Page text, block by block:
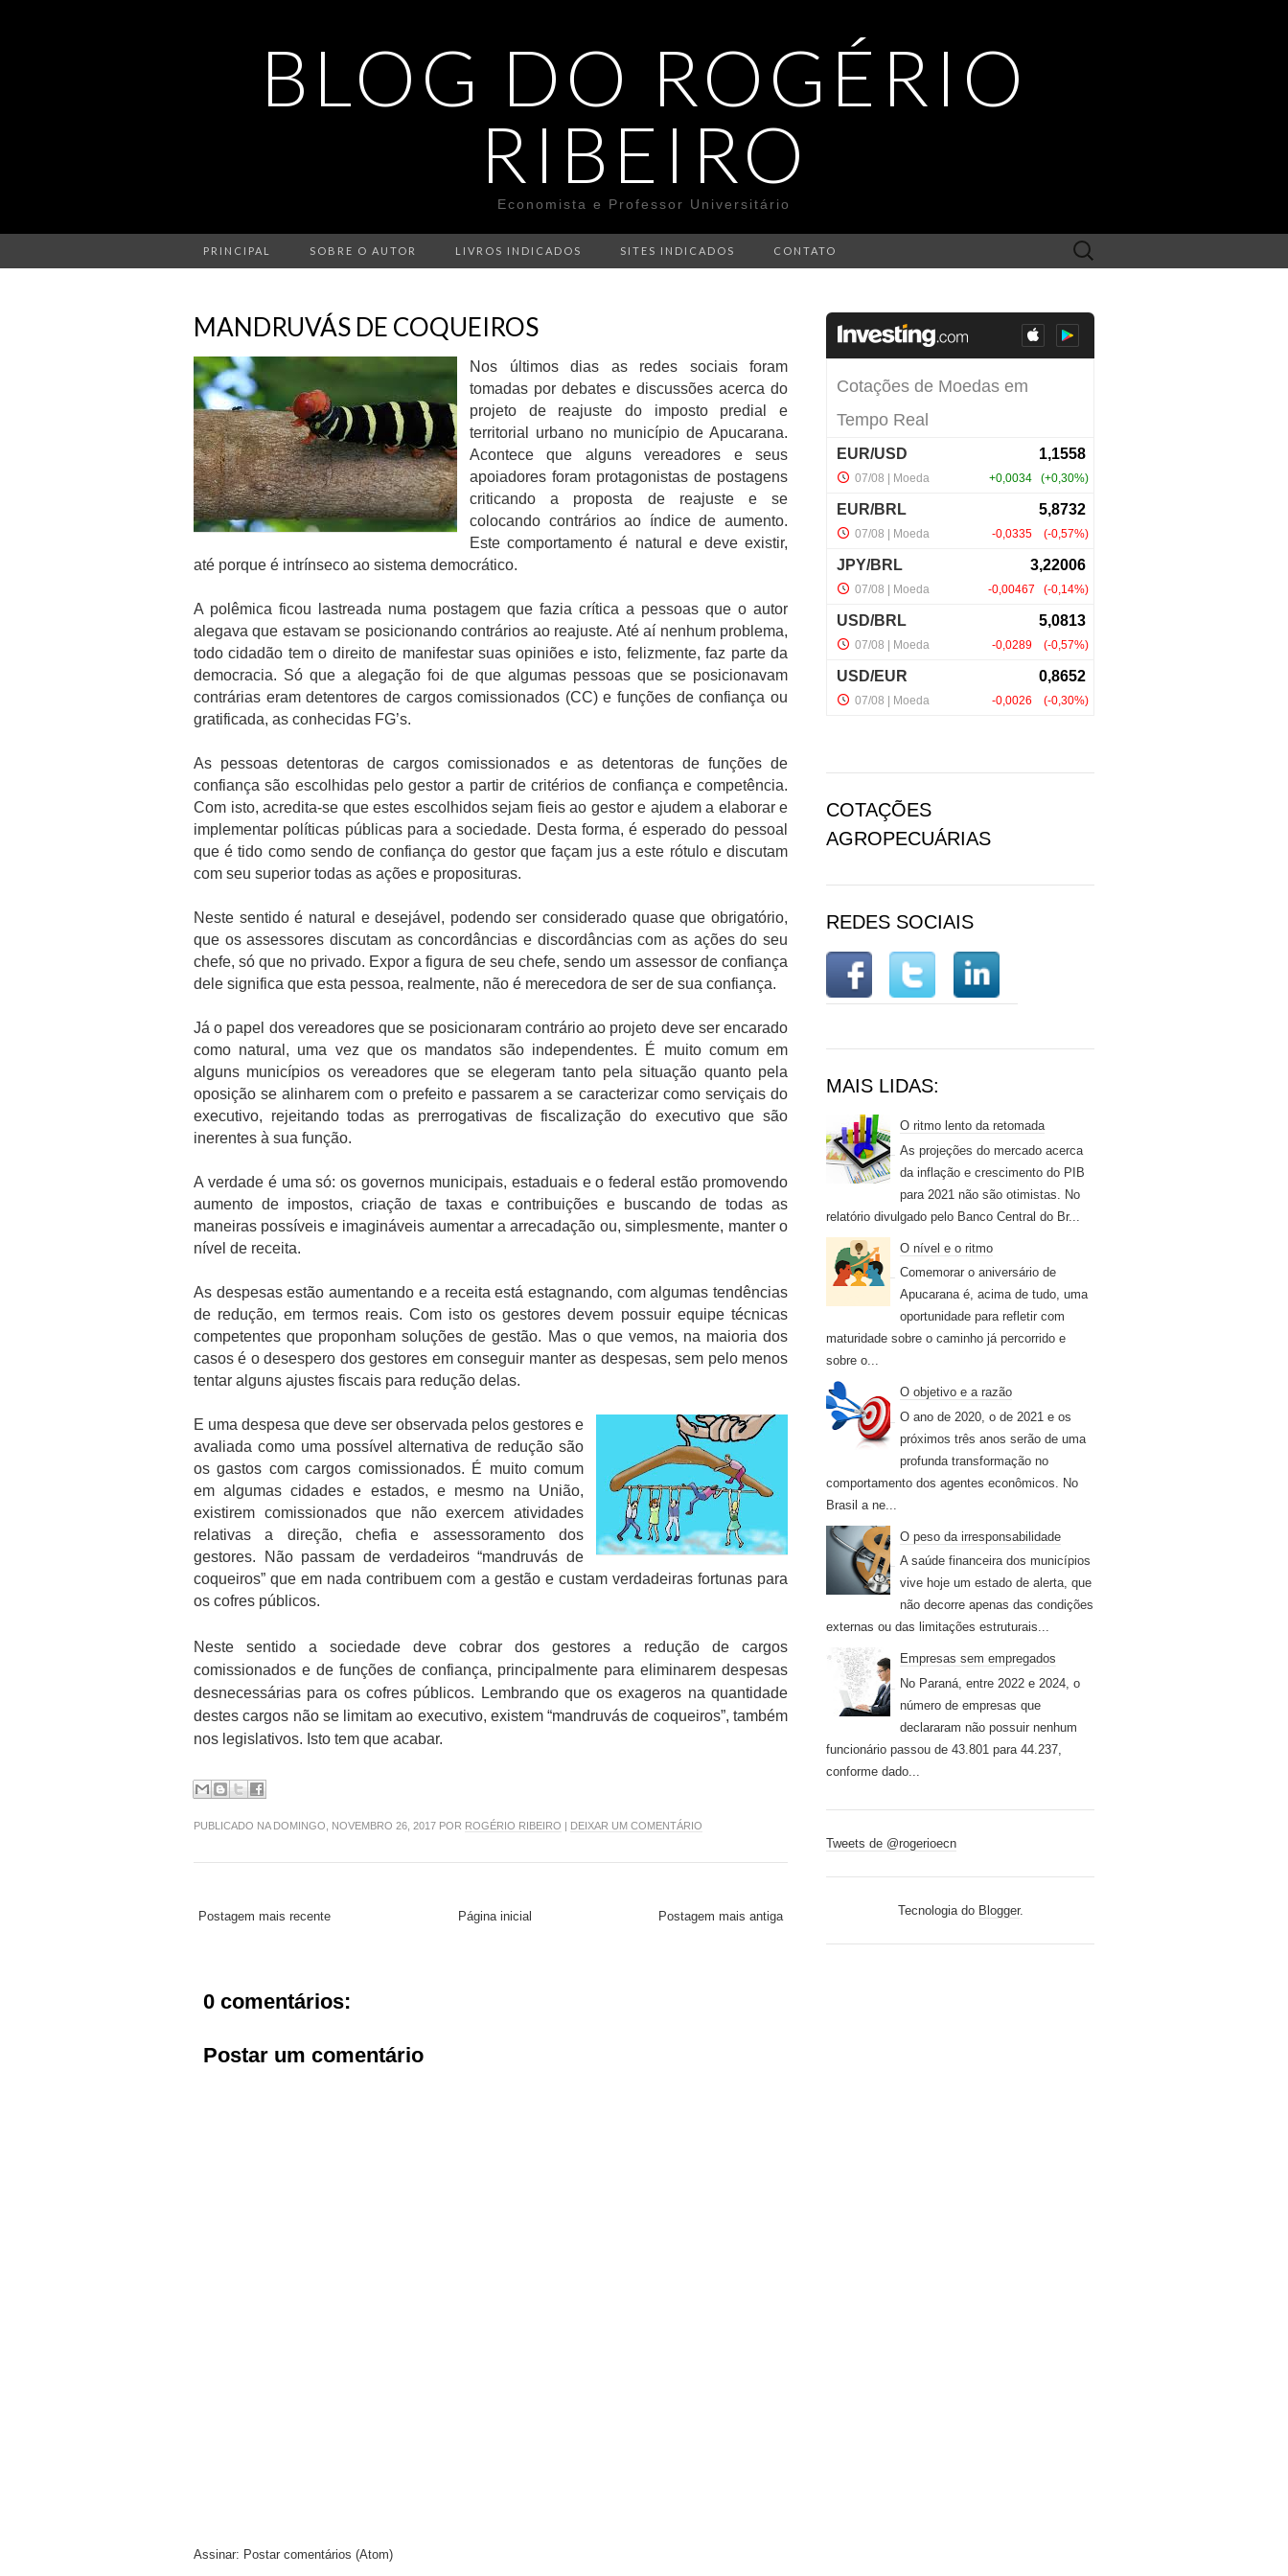
BLOG DO ROGÉRIO
RIBEIRO
Economista e Professor Universitário
PRINCIPAL SOBRE O AUTOR LIVROS INDICADOS SITES INDICADOS CONTATO
Search
for:
MANDRUVÁS DE COQUEIROS
Nos últimos dias as redes sociais foram
tomadas por debates e discussões acerca do
projeto de reajuste do imposto predial e
territorial urbano no município de Apucarana.
Acontece que alguns vereadores e seus
apoiadores foram protagonistas de postagens
criticando a proposta de reajuste e se
colocando contrários ao índice de aumento.
Este comportamento é natural e deve existir,
até porque é intrínseco ao sistema democrático.
A polêmica ficou lastreada numa postagem que fazia crítica a pessoas que o autor
alegava que estavam se posicionando contrários ao reajuste. Até aí nenhum problema,
todo cidadão tem o direito de manifestar suas opiniões e isto, felizmente, faz parte da
democracia. Só que a alegação foi de que algumas pessoas que se posicionavam
contrárias eram detentores de cargos comissionados (CC) e funções de confiança ou
gratificada, as conhecidas FG’s.
As pessoas detentoras de cargos comissionados e as detentoras de funções de
confiança são escolhidas pelo gestor a partir de critérios de confiança e competência.
Com isto, acredita-se que estes escolhidos sejam fieis ao gestor e ajudem a elaborar e
implementar políticas públicas para a sociedade. Desta forma, é esperado do pessoal
que é tido como sendo de confiança do gestor que façam jus a este rótulo e discutam
com seu superior todas as ações e proposituras.
Neste sentido é natural e desejável, podendo ser considerado quase que obrigatório,
que os assessores discutam as concordâncias e discordâncias com as ações do seu
chefe, só que no privado. Expor a figura de seu chefe, sendo um assessor de confiança
dele significa que esta pessoa, realmente, não é merecedora de ser de sua confiança.
Já o papel dos vereadores que se posicionaram contrário ao projeto deve ser encarado
como natural, uma vez que os mandatos são independentes. É muito comum em
alguns municípios os vereadores que se elegeram tanto pela situação quanto pela
oposição se alinharem com o prefeito e passarem a se caracterizar como serviçais do
executivo, rejeitando todas as prerrogativas de fiscalização do executivo que são
inerentes à sua função.
A verdade é uma só: os governos municipais, estaduais e o federal estão promovendo
aumento de impostos, criação de taxas e contribuições e buscando de todas as
maneiras possíveis e imagináveis aumentar a arrecadação ou, simplesmente, manter o
nível de receita.
As despesas estão aumentando e a receita está estagnando, com algumas tendências
de redução, em termos reais. Com isto os gestores devem possuir equipe técnicas
competentes que proponham soluções de gestão. Mas o que vemos, na maioria dos
casos é o desespero dos gestores em conseguir manter as despesas, sem pelo menos
tentar alguns ajustes fiscais para redução delas.
E uma despesa que deve ser observada pelos gestores e
avaliada como uma possível alternativa de redução são
os gastos com cargos comissionados. É muito comum
em algumas cidades e estados, e mesmo na União,
existirem comissionados que não exercem atividades
relativas a direção, chefia e assessoramento dos
gestores. Não passam de verdadeiros “mandruvás de
coqueiros” que em nada contribuem com a gestão e custam verdadeiras fortunas para
os cofres públicos.
Neste sentido a sociedade deve cobrar dos gestores a redução de cargos
comissionados e de funções de confiança, principalmente para eliminarem despesas
desnecessárias para os cofres públicos. Lembrando que os exageros na quantidade
destes cargos não se limitam ao executivo, existem “mandruvás de coqueiros”, também
nos legislativos. Isto tem que acabar.
PUBLICADO NA DOMINGO, NOVEMBRO 26, 2017 POR ROGÉRIO RIBEIRO | DEIXAR UM COMENTÁRIO
Postagem mais recente Postagem mais antiga
Página inicial
0 comentários:
Postar um comentário
Assinar: Postar comentários (Atom)
COTAÇÕES
AGROPECUÁRIAS
REDES SOCIAIS
MAIS LIDAS:
O ritmo lento da retomada
As projeções do mercado acerca
da inflação e crescimento do PIB
para 2021 não são otimistas. No
relatório divulgado pelo Banco Central do Br...
O nível e o ritmo
Comemorar o aniversário de
Apucarana é, acima de tudo, uma
oportunidade para refletir com
maturidade sobre o caminho já percorrido e
sobre o...
O objetivo e a razão
O ano de 2020, o de 2021 e os
próximos três anos serão de uma
profunda transformação no
comportamento dos agentes econômicos. No
Brasil a ne...
O peso da irresponsabilidade
A saúde financeira dos municípios
vive hoje um estado de alerta, que
não decorre apenas das condições
externas ou das limitações estruturais...
Empresas sem empregados
No Paraná, entre 2022 e 2024, o
número de empresas que
declararam não possuir nenhum
funcionário passou de 43.801 para 44.237,
conforme dado...
Tweets de @rogerioecn
Tecnologia do Blogger.